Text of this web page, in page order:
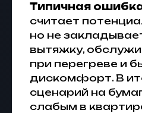
Типичная
считает
но не
вытяжку,
при перегреве и
дискомфорт. В
сценарий на
слабым в